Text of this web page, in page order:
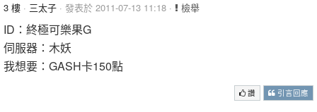
3 樓 · 三太子 · 發表於 2011-07-13 11:18 · 檢舉
ID：終極可樂果G
伺服器：木妖
我想要：GASH卡150點
讚 引言回應